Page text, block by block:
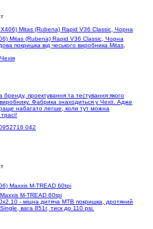
Mitas (Rubena) Rapid V36 Classic, Чорна
покришка від чеського виробника Mitas,
бренду, проектування та тестування якого
виробнику. Фабрика знаходиться у Чехії. Адже
набагато легше, коли тут можна
042
M-TREAD 60tpi
- міцна дитяча MTB покришка, дротяний
вага 851г, тиск до 110 psi.